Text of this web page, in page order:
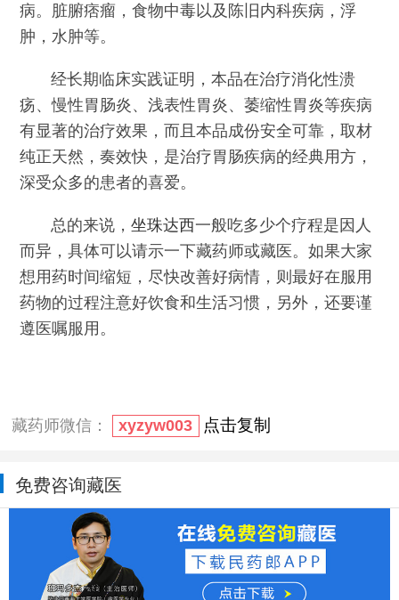
病。脏腑痞瘤，食物中毒以及陈旧内科疾病，浮
肿，水肿等。
经长期临床实践证明，本品在治疗消化性溃
疡、慢性胃肠炎、浅表性胃炎、萎缩性胃炎等疾病
有显著的治疗效果，而且本品成份安全可靠，取材
纯正天然，奏效快，是治疗胃肠疾病的经典用方，
深受众多的患者的喜爱。
总的来说，坐珠达西一般吃多少个疗程是因人
而异，具体可以请示一下藏药师或藏医。如果大家
想用药时间缩短，尽快改善好病情，则最好在服用
药物的过程注意好饮食和生活习惯，另外，还要谨
遵医嘱服用。
藏药师微信： xyzyw003 点击复制
免费咨询藏医